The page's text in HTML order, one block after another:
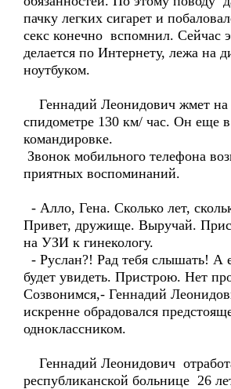
пачку легких сигарет и
секс конечно вспомнил. Сейчас
делается по Интернету, лежа на
ноутбуком.
Геннадий Леонидович жмет на
спидометре 130 км/ час. Он еще в
командировке.
Звонок мобильного телефона
приятных воспоминаний.
- Алло, Гена. Сколько лет,
Привет, дружище. Выручай.
на УЗИ к гинекологу.
- Руслан?! Рад тебя слышать! А
будет увидеть. Пристрою. Нет
Созвонимся,- Геннадий
искренне обрадовался
одноклассником.
Геннадий Леонидович
республиканской больнице 26